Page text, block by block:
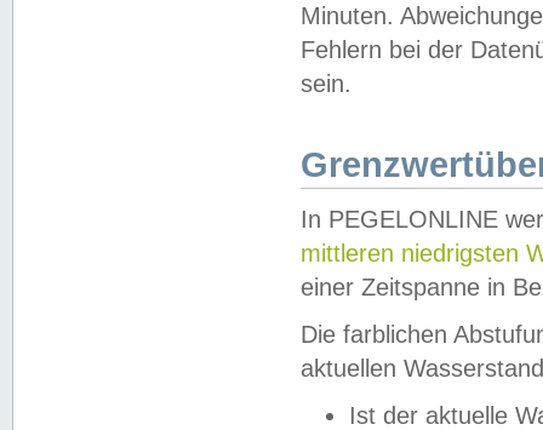
Minuten.
Fehlern bei der
sein.
In PEGELONLINE
mittleren niedrigsten
einer Zeitspanne in
Die farblichen
aktuellen
Ist der aktuelle